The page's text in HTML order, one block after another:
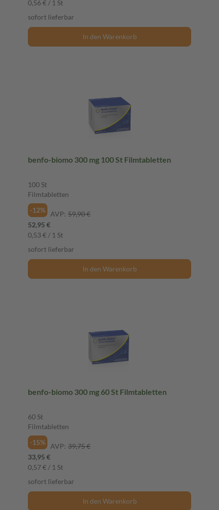
0,56 € / 1 St
sofort lieferbar
In den Warenkorb
benfo-biomo 300 mg 100 St Filmtabletten
100 St
Filmtabletten
-12%
AVP: 59,90 €
52,95 €
0,53 € / 1 St
sofort lieferbar
In den Warenkorb
benfo-biomo 300 mg 60 St Filmtabletten
60 St
Filmtabletten
-15%
AVP: 39,75 €
33,95 €
0,57 € / 1 St
sofort lieferbar
In den Warenkorb